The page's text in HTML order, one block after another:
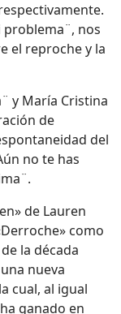
problema¨, nos
el reproche y la
y María Cristina
de
del
no te has
de Lauren
como
la década
nueva
cual, al igual
ganado en